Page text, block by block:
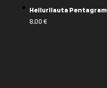
Heilurilauta Pentagram
8,00€